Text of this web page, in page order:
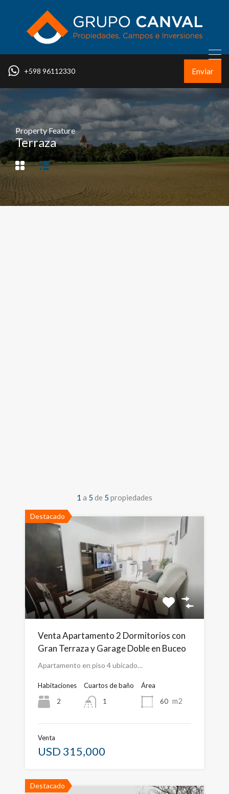
+598 96112330 Enviar
Property Feature
Terraza
1 a 5 de 5 propiedades
Destacado
Venta Apartamento 2 Dormitorios con
Gran Terraza y Garage Doble en Buceo
Apartamento en piso 4 ubicado…
Habitaciones
2
Cuartos de baño
1
Área
60 m2
Venta
USD 315,000
Destacado